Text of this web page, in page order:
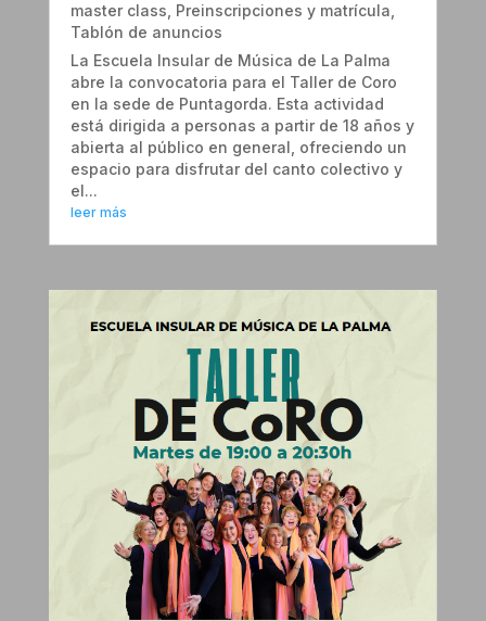
master class Preinscripciones y matrícula
Tablón de anuncios
La Escuela Insular de Música de La Palma
abre la convocatoria para el Taller de Coro
en la sede de Puntagorda. Esta actividad
está dirigida a personas a partir de 18 años y
abierta al público en general, ofreciendo un
espacio para disfrutar del canto colectivo y
el...
leer más